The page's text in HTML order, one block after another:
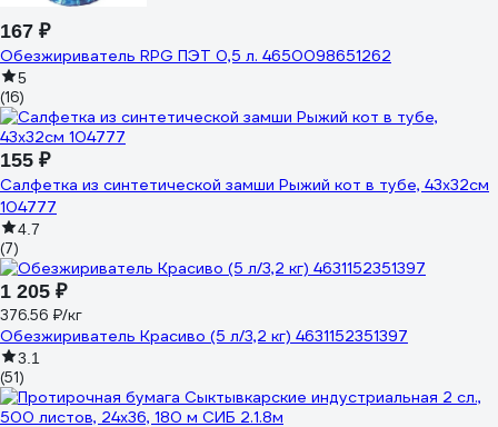
167 ₽
Обезжириватель RPG ПЭТ 0,5 л. 4650098651262
5
(16)
155 ₽
Салфетка из синтетической замши Рыжий кот в тубе, 43x32см
104777
4.7
(7)
1 205 ₽
376.56 ₽/кг
Обезжириватель Красиво (5 л/3,2 кг) 4631152351397
3.1
(51)